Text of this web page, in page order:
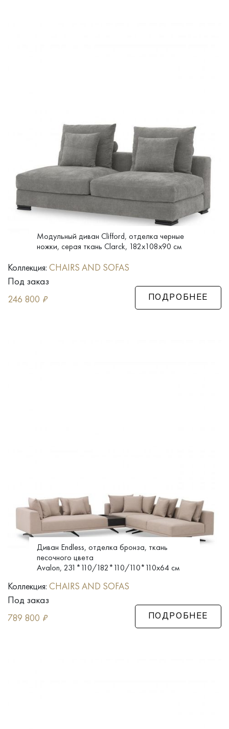
Модульный диван Clifford, отделка черные
ножки, серая ткань Clarck, 182x108x90 см
Коллекция: CHAIRS AND SOFAS
Под заказ
246 800 ₽ ПОДРОБНЕЕ
Диван Endless, отделка бронза, ткань
песочного цвета
Avalon, 231*110/182*110/110*110x64 см
Коллекция: CHAIRS AND SOFAS
Под заказ
789 800 ₽ ПОДРОБНЕЕ